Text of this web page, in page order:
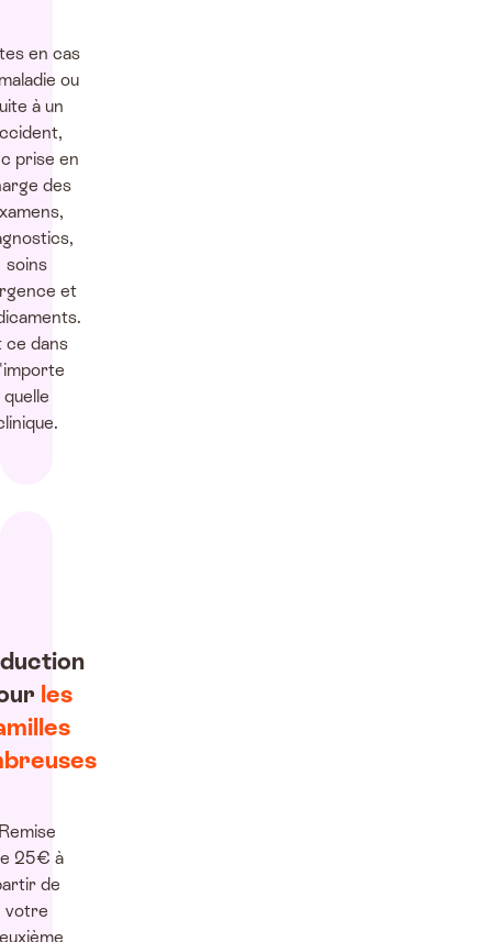
en cas
ou
à un
prise en
des
soins
et
ce dans
quelle
les
25€ à
de
votre